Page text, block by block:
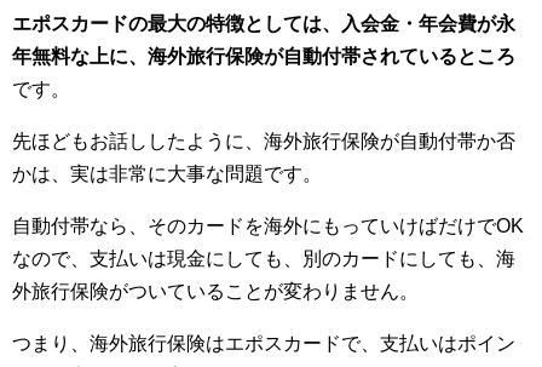
エポスカードの最大の特徴としては、入会金・年会費が永
年無料な上に、海外旅行保険が自動付帯されているところ
です。
先ほどもお話ししたように、海外旅行保険が自動付帯か否
かは、実は非常に大事な問題です。
自動付帯なら、そのカードを海外にもっていけばだけでOK
なので、支払いは現金にしても、別のカードにしても、海
外旅行保険がついていることが変わりません。
つまり、海外旅行保険はエポスカードで、支払いはポイン